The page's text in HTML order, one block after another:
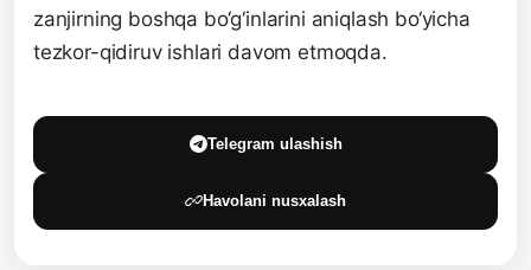
zanjirning boshqa bo‘g‘inlarini aniqlash bo‘yicha
tezkor-qidiruv ishlari davom etmoqda.
Telegram ulashish
Havolani nusxalash